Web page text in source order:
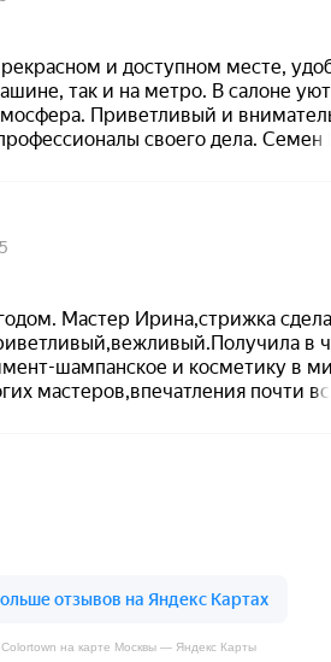
Colortown на карте Москвы — Яндекс Карты